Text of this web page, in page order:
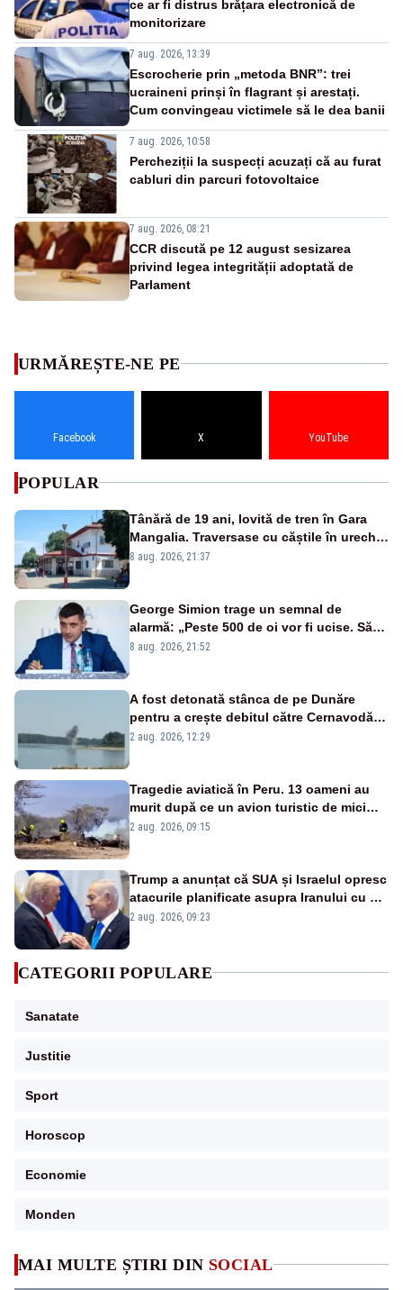
ce ar fi distrus brățara electronică de
monitorizare
7 aug. 2026, 13:39
Escrocherie prin „metoda BNR”: trei
ucraineni prinși în flagrant și arestați.
Cum convingeau victimele să le dea banii
7 aug. 2026, 10:58
Percheziții la suspecți acuzați că au furat
cabluri din parcuri fotovoltaice
7 aug. 2026, 08:21
CCR discută pe 12 august sesizarea
privind legea integrității adoptată de
Parlament
MAI MULTE ȘTIRI DIN SOCIAL
URMĂREȘTE-NE PE
Facebook X YouTube
POPULAR
Tânără de 19 ani, lovită de tren în Gara
Mangalia. Traversase cu căștile în urechi
liniile printr-un loc nepermis
8 aug. 2026, 21:37
George Simion trage un semnal de
alarmă: „Peste 500 de oi vor fi ucise. Să
vedem dacă ciobanii vor fi despăgubiți”
8 aug. 2026, 21:52
A fost detonată stânca de pe Dunăre
pentru a crește debitul către Cernavodă –
VIDEO
2 aug. 2026, 12:29
Tragedie aviatică în Peru. 13 oameni au
murit după ce un avion turistic de mici
dimensiuni s-a prăbușit – VIDEO
2 aug. 2026, 09:15
Trump a anunțat că SUA și Israelul opresc
atacurile planificate asupra Iranului cu o
singură condiție
2 aug. 2026, 09:23
CATEGORII POPULARE
Sanatate
Justitie
Sport
Horoscop
Economie
Monden